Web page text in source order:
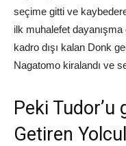
seçime gitti ve
ilk muhalefet dayanışma
kadro dışı kalan Donk
Nagatomo kiralandı ve
Peki Tudor’u
Getiren